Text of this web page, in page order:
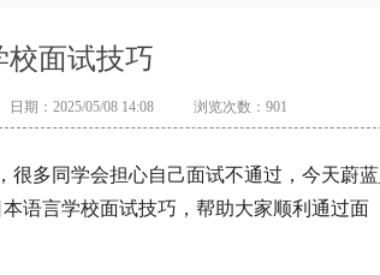
校面试技巧
日期：2025/05/08 14:08 浏览次数：901
很多同学会担心自己面试不通过，今天蔚蓝
语言学校面试技巧，帮助大家顺利通过面